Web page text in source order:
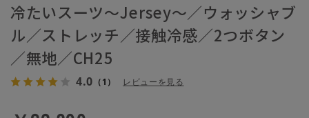
冷たいスーツ～Jersey～／ウォッシャブ
ル／ストレッチ／接触冷感／2つボタン
／無地／CH25
4.0 （1） レビューを見る